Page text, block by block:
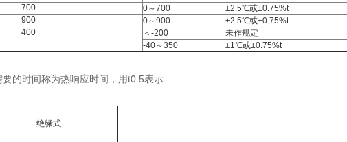
700 0～700
±2.5℃或±0.75%t
900 0～900
±2.5℃或±0.75%t
400 ＜-200
未作规定
-40～350
±1℃或±0.75%t
的时间称为热响应时间，用t0.5表示
绝缘式